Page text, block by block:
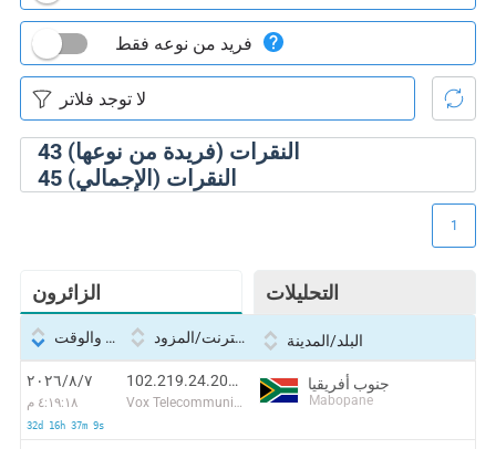
43 النقرات (فريدة من نوعها)
45 النقرات (الإجمالي)
فريد من نوعه فقط
الزائرون التحليلات
1
التاريخ والوقت بروتوكول الإنترنت/المزود البلد/المدينة
٧‏/٨‏/٢٠٢٦
٤:١٩:١٨ م
32d 16h 37m 9s
102.219.24.202:3921
Vox Telecommunications Pty Ltd
جنوب أفريقيا
Mabopane